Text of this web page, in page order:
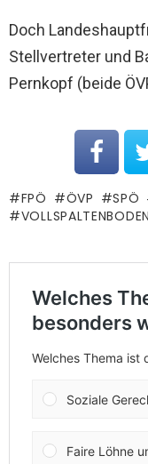
Doch
Stellvertreter und
Pernkopf (beide
FPÖ ÖVP SPÖ
VOLLSPALTENBODEN